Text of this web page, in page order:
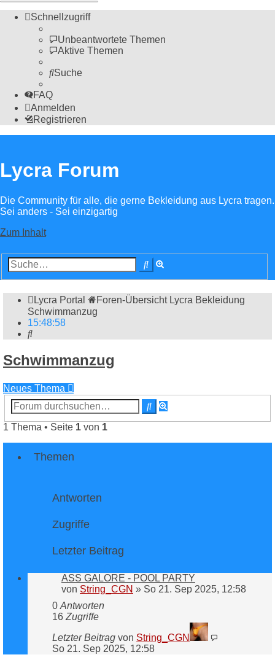
Schnellzugriff
Unbeantwortete Themen
Aktive Themen
Suche
FAQ
Anmelden
Registrieren
Lycra Forum
Die Community für alle, die gerne Bekleidung aus Lycra tragen.
Sei anders - Sei einzigartig
Zum Inhalt
Suche
Lycra Portal Foren-Übersicht Lycra Bekleidung
Schwimmanzug
15:48:58
Suche
Schwimmanzug
Neues Thema
SucheErweiterte
Suche
1 Thema • Seite 1 von 1
Themen
Antworten
Zugriffe
Letzter Beitrag
ASS GALORE - POOL PARTY
von String_CGN » So 21. Sep 2025, 12:58
0 Antworten
16 Zugriffe
Letzter Beitrag von String_CGN
So 21. Sep 2025, 12:58